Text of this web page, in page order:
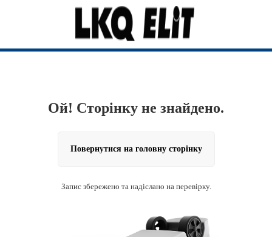
Ой! Сторінку не знайдено.
Повернутися на головну сторінку
Запис збережено та надіслано на перевірку.